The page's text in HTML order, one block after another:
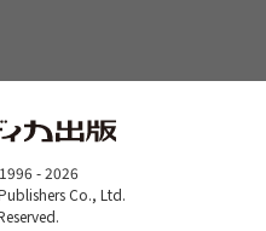
-2026
Co., Ltd.